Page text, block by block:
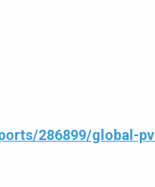
286899/global-